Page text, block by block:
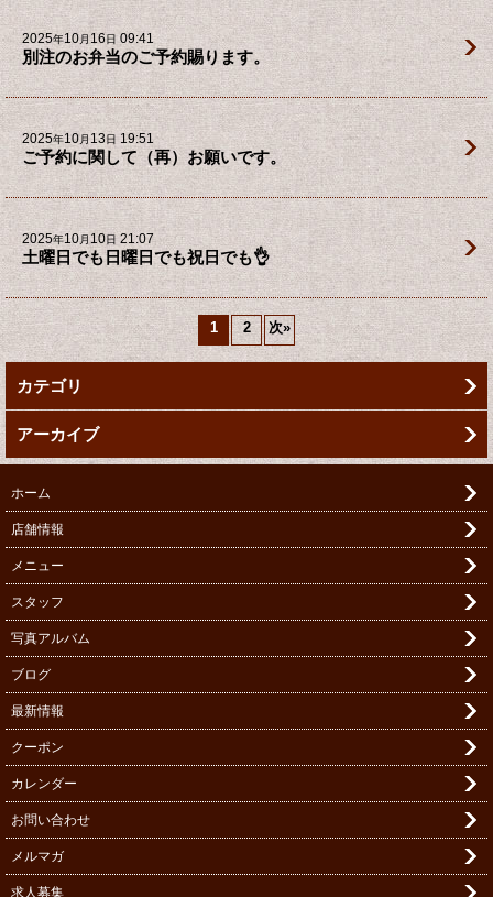
2025年10月 16日 09:41
別注のお弁当のご予約賜ります。
2025年10月13日 19:51
ご予約に関して（再）お願いです。
2025年10月10日 21:07
土曜日でも日曜日でも祝日でも👌
1 2 次»
カテゴリ
アーカイブ
ホーム
店舗情報
メニュー
スタッフ
写真アルバム
ブログ
最新情報
クーポン
カレンダー
お問い合わせ
メルマガ
求人募集